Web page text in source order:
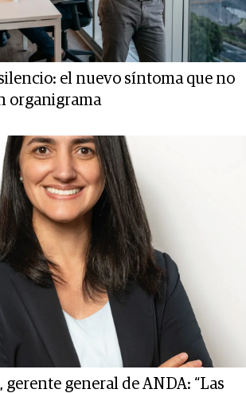
el nuevo síntoma que no
organigrama
general de ANDA: “Las